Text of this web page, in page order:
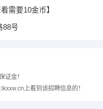
看需要10金币】
88号
证金！
上看到该招聘信息的！